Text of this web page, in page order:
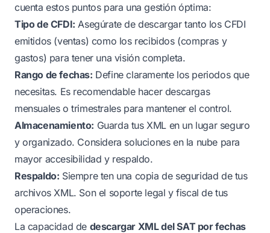
cuenta estos puntos para una gestión óptima:
Tipo de CFDI: Asegúrate de descargar tanto los CFDI
emitidos (ventas) como los recibidos (compras y
gastos) para tener una visión completa.
Rango de fechas: Define claramente los periodos que
necesitas. Es recomendable hacer descargas
mensuales o trimestrales para mantener el control.
Almacenamiento: Guarda tus XML en un lugar seguro
y organizado. Considera soluciones en la nube para
mayor accesibilidad y respaldo.
Respaldo: Siempre ten una copia de seguridad de tus
archivos XML. Son el soporte legal y fiscal de tus
operaciones.
La capacidad de descargar XML del SAT por fechas